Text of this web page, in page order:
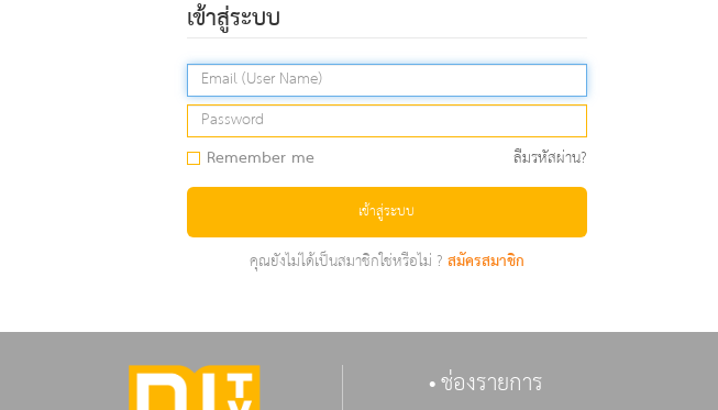
เข้าสู่ระบบ
Remember me ลืมรหัสผ่าน?
เข้าสู่ระบบ
คุณยังไม่ได้เป็นสมาชิกใช่หรือไม่ ?สมัครสมาชิก
ช่องรายการ